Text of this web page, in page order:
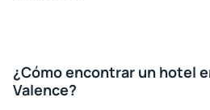
¿Cómo encontrar un hotel
Valence?